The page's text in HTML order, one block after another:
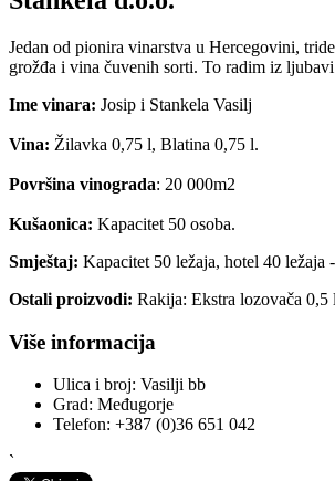
Jedan od pionira vinarstva u Hercegovini,
grožđa i vina čuvenih sorti. To radim iz
Ime vinara: Josip i Stankela Vasilj
Vina: Žilavka 0,75 l, Blatina 0,75 l.
Površina vinograda: 20 000m2
Kušaonica: Kapacitet 50 osoba.
Smještaj: Kapacitet 50 ležaja, hotel 40 ležaja
Ostali proizvodi: Rakija: Ekstra lozovača 0,5
Više informacija
Ulica i broj: Vasilji bb
Grad: Međugorje
Telefon: +387 (0)36 651 042
`